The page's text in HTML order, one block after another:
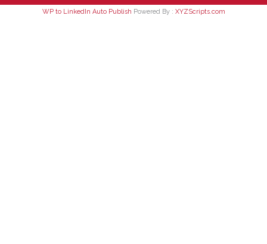
WP to LinkedIn Auto Publish Powered By : XYZScripts.com